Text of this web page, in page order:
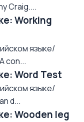
Craig....
Working
языке/
con...
Word Test
языке/
d...
Wooden leg